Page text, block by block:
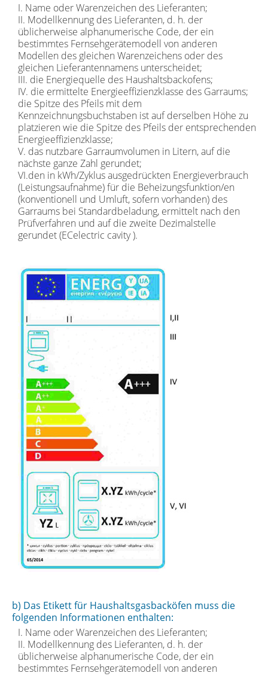
I. Name oder Warenzeichen des Lieferanten;
II. Modellkennung des Lieferanten, d. h. der
üblicherweise alphanumerische Code, der ein
bestimmtes Fernsehgerätemodell von anderen
Modellen des gleichen Warenzeichens oder des
gleichen Lieferantennamens unterscheidet;
III. die Energiequelle des Haushaltsbackofens;
IV. die ermittelte Energieeffizienzklasse des Garraums;
die Spitze des Pfeils mit dem
Kennzeichnungsbuchstaben ist auf derselben Höhe zu
platzieren wie die Spitze des Pfeils der entsprechenden
Energieeffizienzklasse;
V. das nutzbare Garraumvolumen in Litern, auf die
nächste ganze Zahl gerundet;
VI.den in kWh/Zyklus ausgedrückten Energieverbrauch
(Leistungsaufnahme) für die Beheizungsfunktion/en
(konventionell und Umluft, sofern vorhanden) des
Garraums bei Standardbeladung, ermittelt nach den
Prüfverfahren und auf die zweite Dezimalstelle
gerundet (ECelectric cavity ).
b) Das Etikett für Haushaltsgasbacköfen muss die
folgenden Informationen enthalten:
I. Name oder Warenzeichen des Lieferanten;
II. Modellkennung des Lieferanten, d. h. der
üblicherweise alphanumerische Code, der ein
bestimmtes Fernsehgerätemodell von anderen